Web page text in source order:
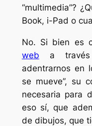
“multimedia”?
Book, i-Pad o
No. Si bien es
web a través
adentrarnos en
se mueve”, su
necesaria para
eso sí, que
de dibujos, que